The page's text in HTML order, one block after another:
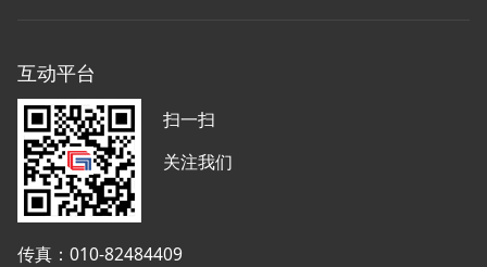
互动平台
扫一扫
关注我们
传真：010-82484409